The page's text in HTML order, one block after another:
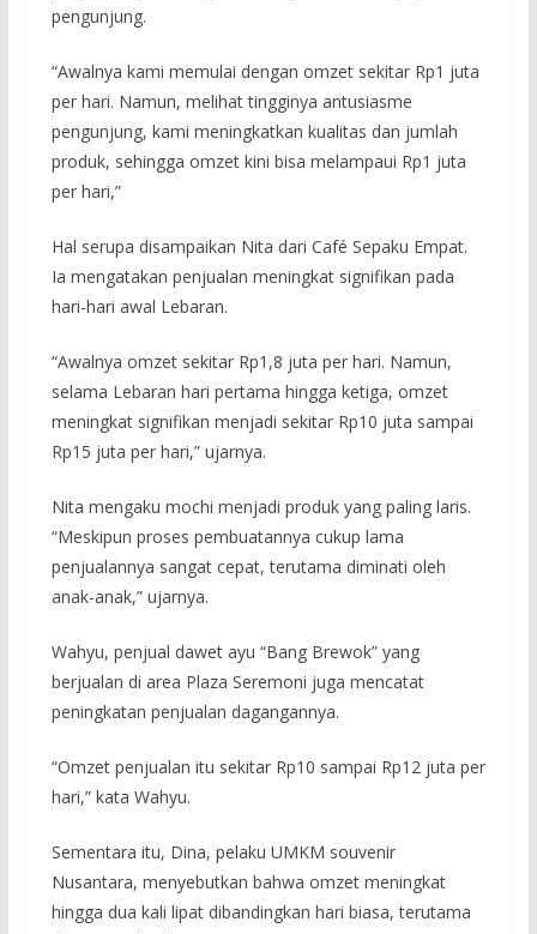
pengunjung.
“Awalnya kami memulai dengan omzet sekitar Rp1 juta
per hari. Namun, melihat tingginya antusiasme
pengunjung, kami meningkatkan kualitas dan jumlah
produk, sehingga omzet kini bisa melampaui Rp1 juta
per hari,”
Hal serupa disampaikan Nita dari Café Sepaku Empat.
Ia mengatakan penjualan meningkat signifikan pada
hari-hari awal Lebaran.
“Awalnya omzet sekitar Rp1,8 juta per hari. Namun,
selama Lebaran hari pertama hingga ketiga, omzet
meningkat signifikan menjadi sekitar Rp10 juta sampai
Rp15 juta per hari,” ujarnya.
Nita mengaku mochi menjadi produk yang paling laris.
“Meskipun proses pembuatannya cukup lama
penjualannya sangat cepat, terutama diminati oleh
anak-anak,” ujarnya.
Wahyu, penjual dawet ayu “Bang Brewok” yang
berjualan di area Plaza Seremoni juga mencatat
peningkatan penjualan dagangannya.
“Omzet penjualan itu sekitar Rp10 sampai Rp12 juta per
hari,” kata Wahyu.
Sementara itu, Dina, pelaku UMKM souvenir
Nusantara, menyebutkan bahwa omzet meningkat
hingga dua kali lipat dibandingkan hari biasa, terutama